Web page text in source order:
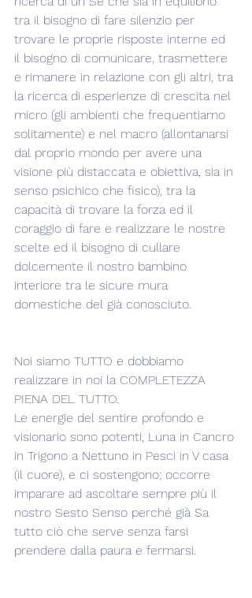
tra il bisogno di fare silenzio per
trovare le proprie risposte interne ed
il bisogno di comunicare, trasmettere
e rimanere in relazione con gli altri, tra
la ricerca di esperienze di crescita nel
micro (gli ambienti che frequentiamo
solitamente) e nel macro (allontanarsi
dal proprio mondo per avere una
visione più distaccata e obiettiva, sia in
senso psichico che fisico), tra la
capacità di trovare la forza ed il
coraggio di fare e realizzare le nostre
scelte ed il bisogno di cullare
dolcemente il nostro bambino
interiore tra le sicure mura
domestiche del già conosciuto.
Noi siamo TUTTO e dobbiamo
realizzare in noi la COMPLETEZZA
PIENA DEL TUTTO.
Le energie del sentire profondo e
visionario sono potenti, Luna in Cancro
in Trigono a Nettuno in Pesci in V casa
(il cuore), e ci sostengono; occorre
imparare ad ascoltare sempre più il
nostro Sesto Senso perché già Sa
tutto ciò che serve senza farsi
prendere dalla paura e fermarsi.